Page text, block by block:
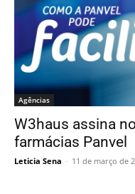
Agências
W3haus assina
farmácias Panvel
Leticia Sena - 11 de março de